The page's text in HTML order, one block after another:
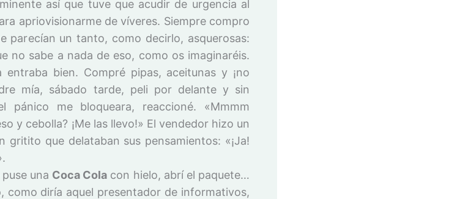
así que tuve que acudir de urgencia al
apriovisionarme de víveres. Siempre compro
parecían un tanto, como decirlo, asquerosas:
no sabe a nada de eso, como os imaginaréis.
bien. Compré pipas, aceitunas y ¡no
mía, sábado tarde, peli por delante y sin
pánico me bloqueara, reaccioné. «Mmmm
y cebolla? ¡Me las llevo!» El vendedor hizo un
gritito que delataban sus pensamientos: «¡Ja!
una Coca Cola con hielo, abrí el paquete…
como diría aquel presentador de informativos,